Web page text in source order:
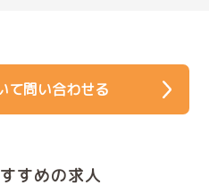
て問い合わせる
すめの求人